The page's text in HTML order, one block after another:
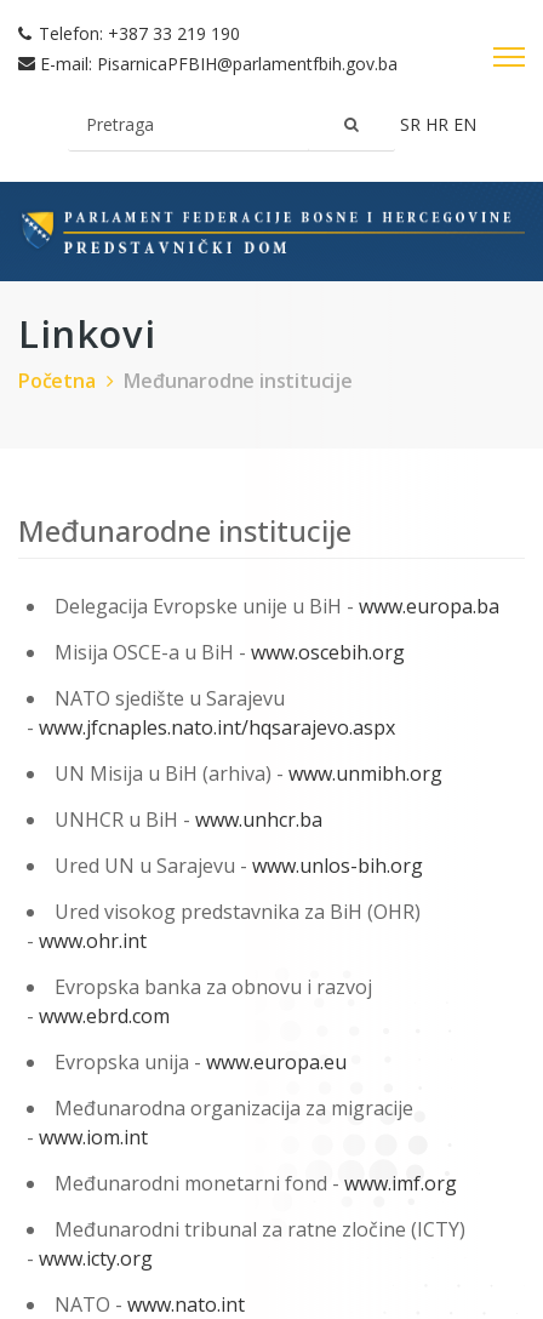
Telefon: +387 33 219 190
E-mail: PisarnicaPFBIH@parlamentfbih.gov.ba
SR HR EN
Linkovi
Početna Međunarodne institucije
Međunarodne institucije
Delegacija Evropske unije u BiH - www.europa.ba
Misija OSCE-a u BiH - www.oscebih.org
NATO sjedište u Sarajevu
- www.jfcnaples.nato.int/hqsarajevo.aspx
UN Misija u BiH (arhiva) - www.unmibh.org
UNHCR u BiH - www.unhcr.ba
Ured UN u Sarajevu - www.unlos-bih.org
Ured visokog predstavnika za BiH (OHR)
- www.ohr.int
Evropska banka za obnovu i razvoj
- www.ebrd.com
Evropska unija - www.europa.eu
Međunarodna organizacija za migracije
- www.iom.int
Međunarodni monetarni fond - www.imf.org
Međunarodni tribunal za ratne zločine (ICTY)
- www.icty.org
NATO - www.nato.int